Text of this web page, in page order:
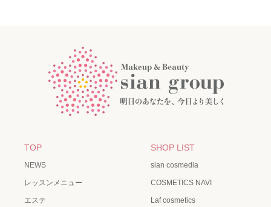
TOP
NEWS
レッスンメニュー
エステ
SHOP LIST
sian cosmedia
COSMETICS NAVI
Laf cosmetics